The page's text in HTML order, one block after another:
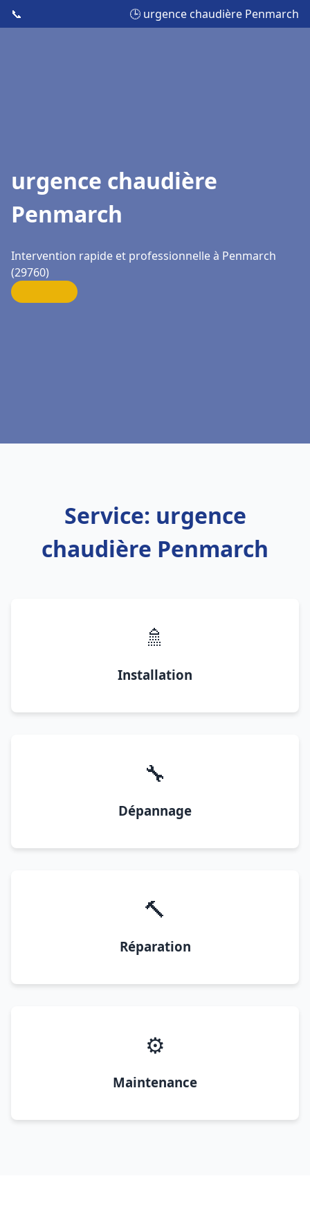
📞 🕒 urgence chaudière Penmarch
urgence chaudière
Penmarch
Intervention rapide et professionnelle à Penmarch
(29760)
Service: urgence
chaudière Penmarch
🚿
Installation
🔧
Dépannage
🔨
Réparation
⚙️
Maintenance